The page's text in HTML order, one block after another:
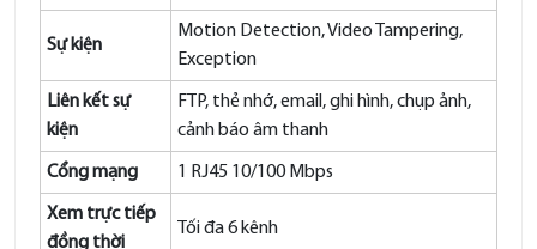
Sự kiện
Motion Detection, Video Tampering,
Exception
Liên kết sự
kiện
FTP, thẻ nhớ, email, ghi hình, chụp ảnh,
cảnh báo âm thanh
Cổng mạng 1 RJ45 10/100 Mbps
Xem trực tiếp
đồng thời
Tối đa 6 kênh